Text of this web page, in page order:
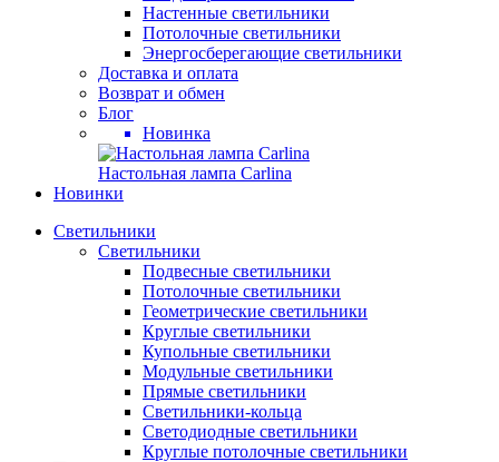
Настенные светильники
Потолочные светильники
Энергосберегающие светильники
Доставка и оплата
Возврат и обмен
Блог
Новинка
Настольная лампа Carlina
Новинки
Светильники
Светильники
Подвесные светильники
Потолочные светильники
Геометрические светильники
Круглые светильники
Купольные светильники
Модульные светильники
Прямые светильники
Светильники-кольца
Светодиодные светильники
Круглые потолочные светильники